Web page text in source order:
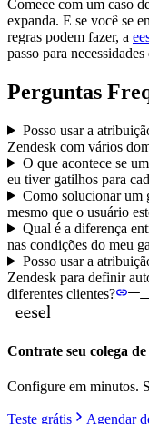
Comece com um caso
expanda. E se você se
regras podem fazer, a
passo para
Perguntas
Posso usar a
Zendesk com vários
O que acontece se
eu tiver gatilhos para
Como solucionar um
mesmo que o usuário
Qual é a diferença
nas condições do meu
Posso usar a
Zendesk para definir
diferentes clientes?
Contrate seu colega
Configure em minutos.
Teste grátis Agendar